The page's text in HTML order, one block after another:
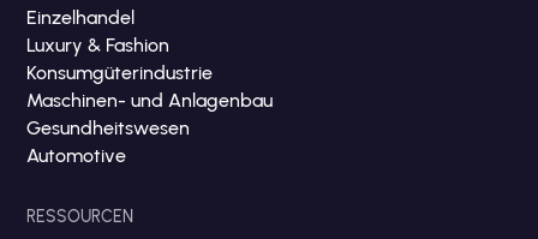
Einzelhandel
Luxury & Fashion
Konsumgüterindustrie
Maschinen- und Anlagenbau
Gesundheitswesen
Automotive
RESSOURCEN